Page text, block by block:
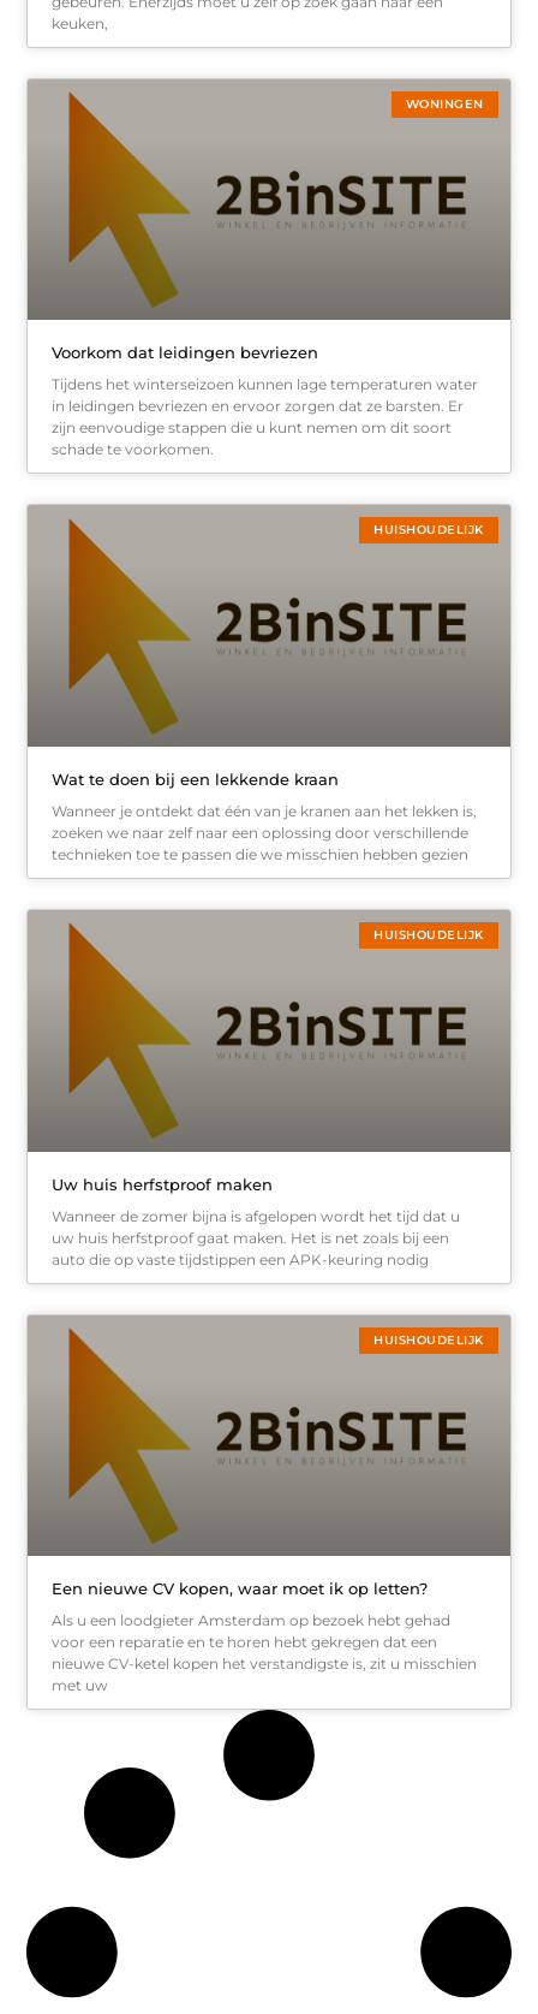
keuken,
WONINGEN
Voorkom dat leidingen bevriezen
Tijdens het winterseizoen kunnen lage temperaturen water
in leidingen bevriezen en ervoor zorgen dat ze barsten. Er
zijn eenvoudige stappen die u kunt nemen om dit soort
schade te voorkomen.
HUISHOUDELIJK
Wat te doen bij een lekkende kraan
Wanneer je ontdekt dat één van je kranen aan het lekken is,
zoeken we naar zelf naar een oplossing door verschillende
technieken toe te passen die we misschien hebben gezien
HUISHOUDELIJK
Uw huis herfstproof maken
Wanneer de zomer bijna is afgelopen wordt het tijd dat u
uw huis herfstproof gaat maken. Het is net zoals bij een
auto die op vaste tijdstippen een APK-keuring nodig
HUISHOUDELIJK
Een nieuwe CV kopen, waar moet ik op letten?
Als u een loodgieter Amsterdam op bezoek hebt gehad
voor een reparatie en te horen hebt gekregen dat een
nieuwe CV-ketel kopen het verstandigste is, zit u misschien
met uw